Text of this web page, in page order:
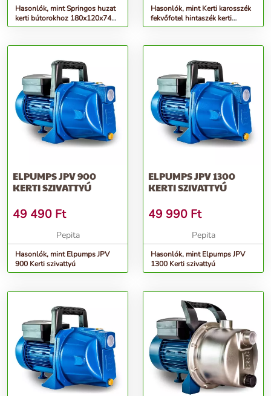
Hasonlók, mint Springos huzat
kerti bútorokhoz 180x120x74
cm
Hasonlók, mint Kerti karosszék
fekvőfotel hintaszék kerti
függőágy
ELPUMPS JPV 900
KERTI SZIVATTYÚ
49 490 Ft
Pepita
Hasonlók, mint Elpumps JPV
900 Kerti szivattyú
ELPUMPS JPV 1300
KERTI SZIVATTYÚ
49 990 Ft
Pepita
Hasonlók, mint Elpumps JPV
1300 Kerti szivattyú